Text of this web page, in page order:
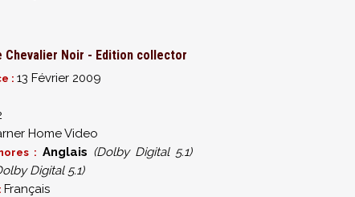
Chevalier Noir - Edition collector
: 13 Février 2009
Home Video
: Anglais (Dolby Digital 5.1)
Digital 5.1)
Français